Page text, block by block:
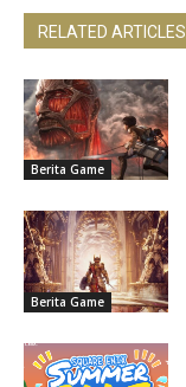
RELATED ARTICLES
Berita Game
Berita Game